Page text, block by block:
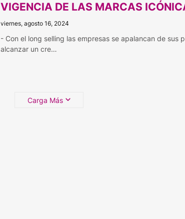
VIGENCIA DE LAS MARCAS
viernes, agosto 16, 2024
- Con el long selling las empresas se apalancan de sus
alcanzar un cre…
Carga Más